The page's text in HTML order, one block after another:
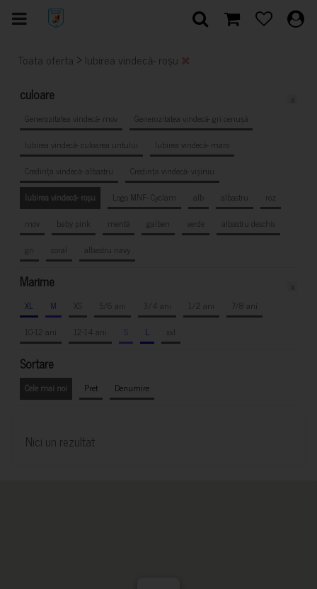
Toata oferta > Iubirea vindecă- roșu
culoare
Generozitatea vindecă- mov
Generozitatea vindecă- gri cenușă
Iubirea vindecă- culoarea untului
Iubirea vindecă- maro
Credința vindecă- albastru
Credința vindecă- vișiniu
Iubirea vindecă- roșu
Logo MNF- Cyclam alb albastru
roz
mov
baby pink mentă galben verde
albastru deschis
gri
coral albastru navy
Marime
XL M XS 5/6 ani 3/4 ani 1/2 ani
7/8 ani
10-12 ani
12-14 ani S L xxl
Sortare
Cele mai noi Pret Denumire
Nici un rezultat